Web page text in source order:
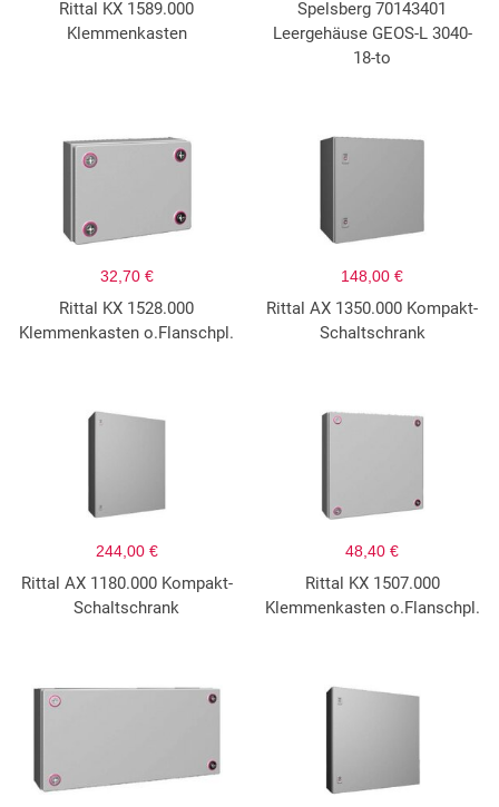
Rittal KX 1589.000
Klemmenkasten
Spelsberg 70143401
Leergehäuse GEOS-L 3040-
18-to
32,70 €
Rittal KX 1528.000
Klemmenkasten o.Flanschpl.
148,00 €
Rittal AX 1350.000 Kompakt-
Schaltschrank
244,00 €
Rittal AX 1180.000 Kompakt-
Schaltschrank
48,40 €
Rittal KX 1507.000
Klemmenkasten o.Flanschpl.